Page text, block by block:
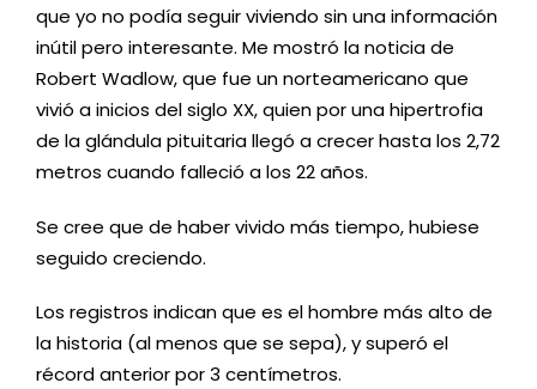
que yo no podía seguir viviendo sin una información
inútil pero interesante. Me mostró la noticia de
Robert Wadlow, que fue un norteamericano que
vivió a inicios del siglo XX, quien por una hipertrofia
de la glándula pituitaria llegó a crecer hasta los 2,72
metros cuando falleció a los 22 años.
Se cree que de haber vivido más tiempo, hubiese
seguido creciendo.
Los registros indican que es el hombre más alto de
la historia (al menos que se sepa), y superó el
récord anterior por 3 centímetros.